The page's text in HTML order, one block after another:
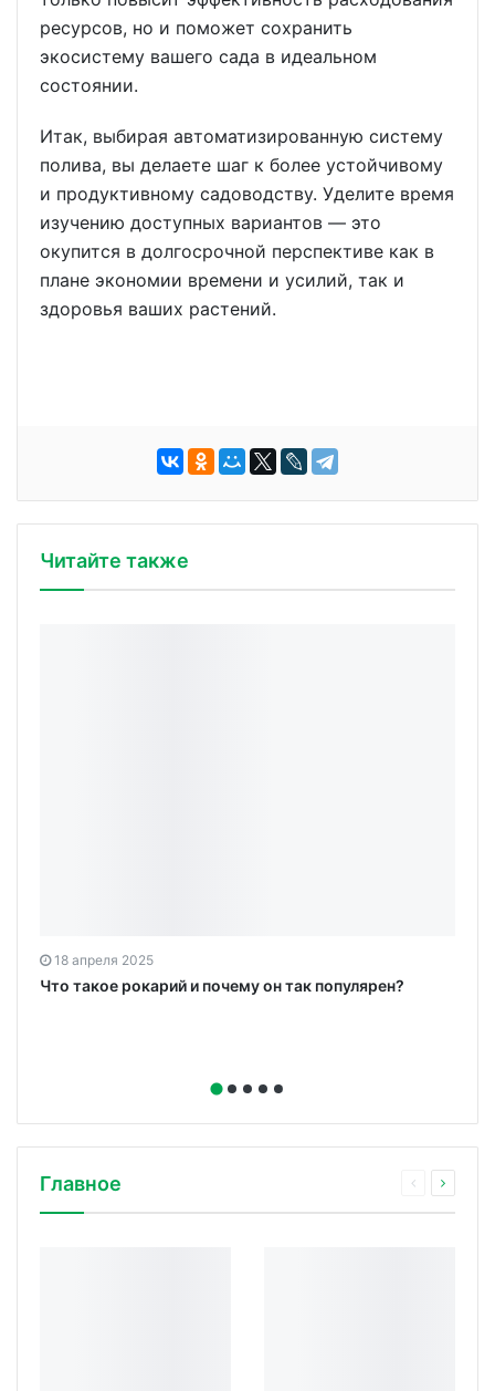
ресурсов, но и поможет сохранить
экосистему вашего сада в идеальном
состоянии.
Итак, выбирая автоматизированную систему
полива, вы делаете шаг к более устойчивому
и продуктивному садоводству. Уделите время
изучению доступных вариантов — это
окупится в долгосрочной перспективе как в
плане экономии времени и усилий, так и
здоровья ваших растений.
Читайте также
18 апреля 2025
Что такое рокарий и почему он так популярен?
Главное